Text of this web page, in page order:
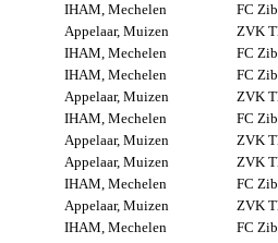
IHAM, Mechelen
FC
Appelaar, Muizen
ZVK
IHAM, Mechelen
FC
IHAM, Mechelen
FC
Appelaar, Muizen
ZVK
IHAM, Mechelen
FC
Appelaar, Muizen
ZVK
Appelaar, Muizen
ZVK
IHAM, Mechelen
FC
Appelaar, Muizen
ZVK
IHAM, Mechelen
FC